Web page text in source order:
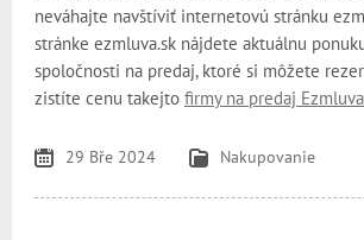
neváhajte navštíviť internetovú stránku
stránke ezmluva.sk nájdete aktuálnu
spoločnosti na predaj, ktoré si môžete
zistíte cenu takejto firmy na predaj Ezmluva
29 Bře 2024 Nakupovanie